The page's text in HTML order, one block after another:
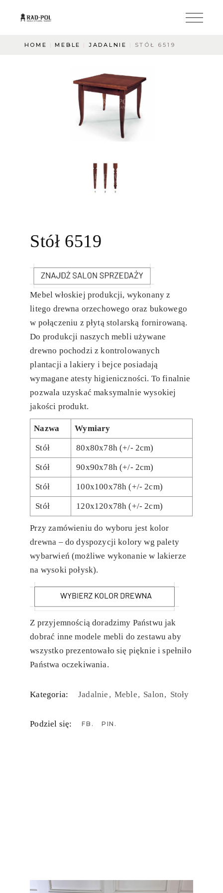
HOME MEBLE JADALNIE STÓŁ 6519
Stół 6519
Mebel włoskiej produkcji, wykonany z
litego drewna orzechowego oraz bukowego
w połączeniu z płytą stolarską fornirowaną.
Do produkcji naszych mebli używane
drewno pochodzi z kontrolowanych
plantacji a lakiery i bejce posiadają
wymagane atesty higieniczności. To finalnie
pozwala uzyskać maksymalnie wysokiej
jakości produkt.
Nazwa Wymiary
Stół 80x80x78h (+/- 2cm)
Stół 90x90x78h (+/- 2cm)
Stół 100x100x78h (+/- 2cm)
Stół 120x120x78h (+/- 2cm)
Przy zamówieniu do wyboru jest kolor
drewna – do dyspozycji kolory wg palety
wybarwień (możliwe wykonanie w lakierze
na wysoki połysk).
Z przyjemnością doradzimy Państwu jak
dobrać inne modele mebli do zestawu aby
wszystko prezentowało się pięknie i spełniło
Państwa oczekiwania.
Kategoria: Jadalnie Meble Salon Stoły
Podziel się: FB PIN